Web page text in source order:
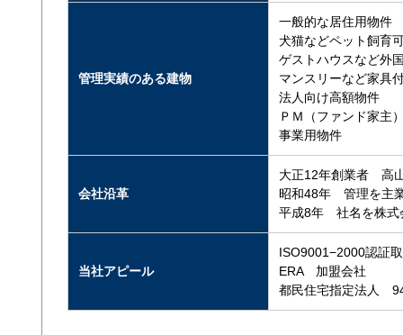
管理実績のある建物
一般的な居住用物件
犬猫などペット飼育
ゲストハウスなど外
マンスリーなど家具
法人向け高額物件
ＰＭ（ファンド家主
事業用物件
会社沿革
大正12年創業者 高
昭和48年 管理を主
平成8年 社名を株式
当社アピール
ISO9001−2000認証
ERA 加盟会社
都民住宅指定法人